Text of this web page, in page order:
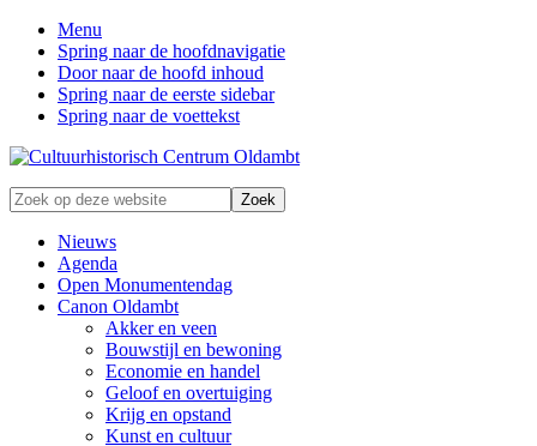
Menu
Spring naar de hoofdnavigatie
Door naar de hoofd inhoud
Spring naar de eerste sidebar
Spring naar de voettekst
Zonder
verleden
geen
toekomst
Zoek
op
deze
website
Nieuws
Agenda
Open Monumentendag
Canon Oldambt
Akker en veen
Bouwstijl en bewoning
Economie en handel
Geloof en overtuiging
Krijg en opstand
Kunst en cultuur